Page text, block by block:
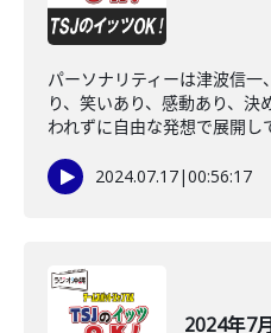
パーソナリティーは津波信
り、笑いあり、感動あり、
われずに自由な発想で展開し
2024.07.17|00:56:17
2024年7